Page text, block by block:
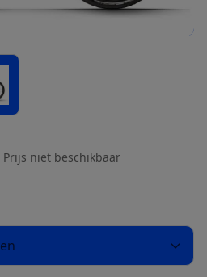
Prijs niet beschikbaar